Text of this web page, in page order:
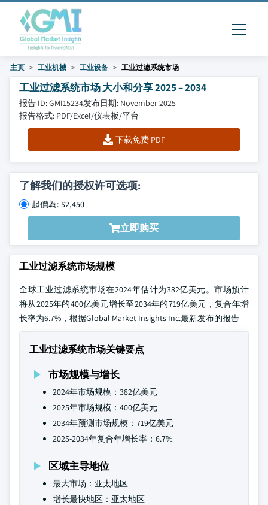
主页 工业机械 工业设备 工业过滤系统市场
工业过滤系统市场 大小和分享 2025 – 2034
报告 ID: GMI15234发布日期: November 2025
报告格式: PDF/Excel/仪表板/平台
下载免费 PDF
了解我们的授权许可选项:
起價為: $2,450
立即购买
工业过滤系统市场规模
全球工业过滤系统市场在2024年估计为382亿美元。市场预计
将从2025年的400亿美元增长至2034年的719亿美元，复合年增
长率为6.7%，根据Global Market Insights Inc.最新发布的报告
工业过滤系统市场关键要点
市场规模与增长
2024年市场规模：382亿美元
2025年市场规模：400亿美元
2034年预测市场规模：719亿美元
2025-2034年复合年增长率：6.7%
区域主导地位
最大市场：亚太地区
增长最快地区：亚太地区